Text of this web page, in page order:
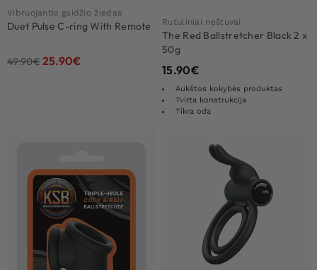
Vibruojantis gaidžio žiedas
Duet Pulse C-ring With Remote
49.90€25.90€
Rutuliniai neštuvai
The Red Ballstretcher Black 2 x
50g
15.90€
Aukštos kokybės produktas
Tvirta konstrukcija
Tikra oda